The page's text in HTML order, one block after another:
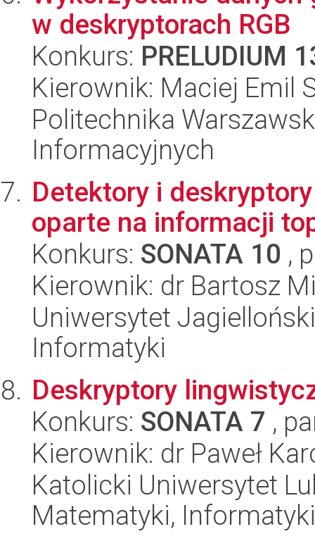
w deskryptorach RGB
Konkurs: PRELUDIUM
Kierownik: Maciej Emil
Politechnika
Informacyjnych
Detektory i
oparte na informacji
Konkurs: SONATA 10 ,
Kierownik: dr Bartosz
Uniwersytet
Informatyki
Deskryptory
Konkurs: SONATA 7 ,
Kierownik: dr Paweł
Katolicki Uniwersytet
Matematyki,